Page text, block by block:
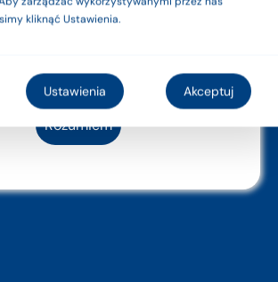
Więcej
z instrukcją
etykietą.
Rozumiem
kliknąć Ustawienia.
Ustawienia Akceptuj